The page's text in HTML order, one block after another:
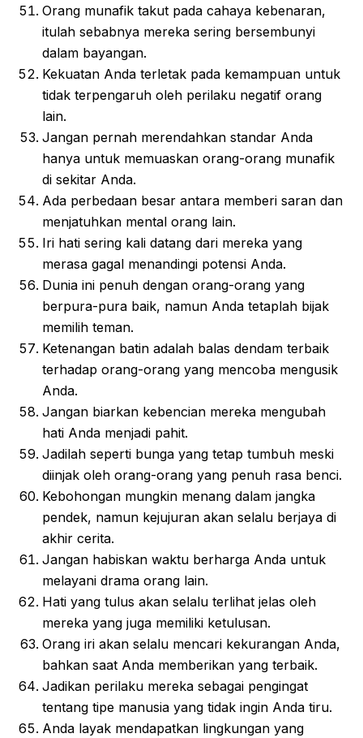
Orang munafik takut pada cahaya kebenaran,
itulah sebabnya mereka sering bersembunyi
dalam bayangan.
Kekuatan Anda terletak pada kemampuan untuk
tidak terpengaruh oleh perilaku negatif orang
lain.
Jangan pernah merendahkan standar Anda
hanya untuk memuaskan orang-orang munafik
di sekitar Anda.
Ada perbedaan besar antara memberi saran dan
menjatuhkan mental orang lain.
Iri hati sering kali datang dari mereka yang
merasa gagal menandingi potensi Anda.
Dunia ini penuh dengan orang-orang yang
berpura-pura baik, namun Anda tetaplah bijak
memilih teman.
Ketenangan batin adalah balas dendam terbaik
terhadap orang-orang yang mencoba mengusik
Anda.
Jangan biarkan kebencian mereka mengubah
hati Anda menjadi pahit.
Jadilah seperti bunga yang tetap tumbuh meski
diinjak oleh orang-orang yang penuh rasa benci.
Kebohongan mungkin menang dalam jangka
pendek, namun kejujuran akan selalu berjaya di
akhir cerita.
Jangan habiskan waktu berharga Anda untuk
melayani drama orang lain.
Hati yang tulus akan selalu terlihat jelas oleh
mereka yang juga memiliki ketulusan.
Orang iri akan selalu mencari kekurangan Anda,
bahkan saat Anda memberikan yang terbaik.
Jadikan perilaku mereka sebagai pengingat
tentang tipe manusia yang tidak ingin Anda tiru.
Anda layak mendapatkan lingkungan yang